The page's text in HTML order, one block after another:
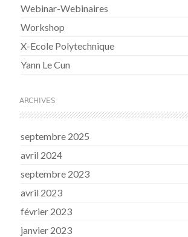
Webinar-Webinaires
Workshop
X-Ecole Polytechnique
Yann Le Cun
ARCHIVES
septembre 2025
avril 2024
septembre 2023
avril 2023
février 2023
janvier 2023